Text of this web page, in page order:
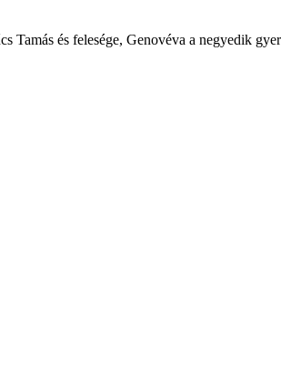
Tamás és felesége, Genovéva a negyedik